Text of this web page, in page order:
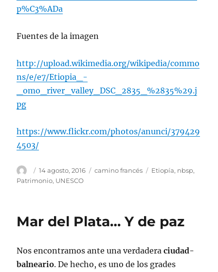
p%C3%ADa
Fuentes de la imagen
http://upload.wikimedia.org/wikipedia/commo
ns/e/e7/Etiopia_-
_omo_river_valley_DSC_2835_%2835%29.j
pg
https://www.flickr.com/photos/anunci/379429
4503/
AutorPublicado
el
14 agosto, 2016 Categorías
camino francés Etiquetas
Etiopía, nbsp,
Patrimonio, UNESCO
Mar del Plata… Y de paz
Nos encontramos ante una verdaderaciudad-
balneario. De hecho, es uno de los grades